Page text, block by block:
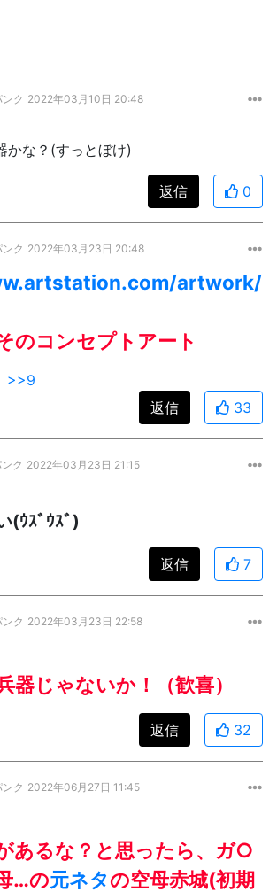
ク 2022年03月10日 20:48
かな？(すっとぼけ)
返信 0
ク 2022年03月23日 20:48
artwork/
のコンセプトアート
>>9
返信
33
ク 2022年03月23日 21:15
(ｳｽﾞｳｽﾞ)
返信 7
ク 2022年03月23日 22:58
器じゃないか！（歓喜）
返信 32
ク 2022年06月27日 11:45
あるな？と思ったら、ガ○
…の元ネタの空母赤城(初期